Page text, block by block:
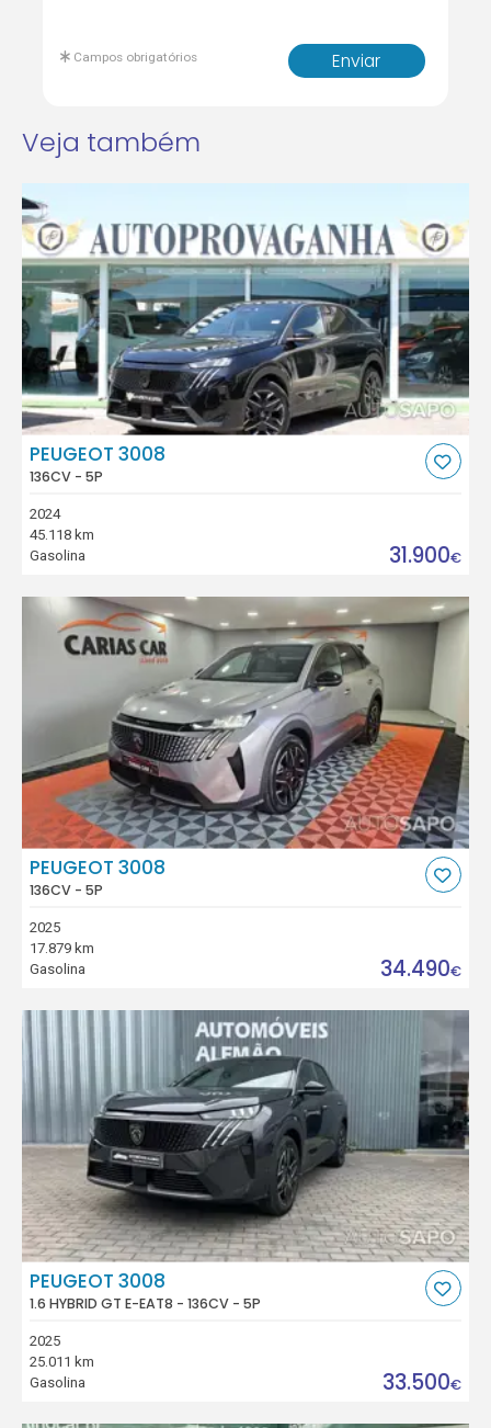
Enviar
Campos obrigatórios
Veja também
PEUGEOT 3008
136CV - 5P
2024
45.118 km
Gasolina
31.900€
PEUGEOT 3008
136CV - 5P
2025
17.879 km
Gasolina
34.490€
PEUGEOT 3008
1.6 HYBRID GT E-EAT8 - 136CV - 5P
2025
25.011 km
Gasolina
33.500€